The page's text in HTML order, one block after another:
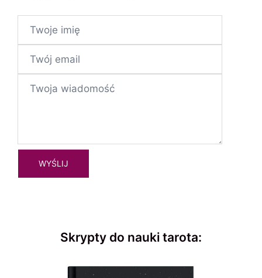
Skrypty do nauki tarota: